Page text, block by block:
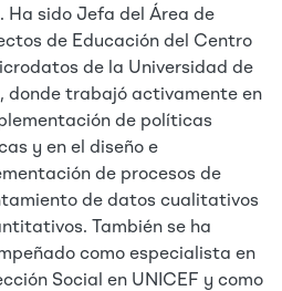
Ha sido Jefa del Área de
de Educación del Centro
de la Universidad de
donde trabajó activamente en
de políticas
y en el diseño e
de procesos de
de datos cualitativos
También se ha
como especialista en
Social en UNICEF y como